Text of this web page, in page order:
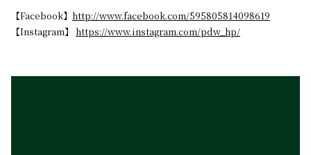
【Facebook】 http://www.facebook.com/595805814098619
【Instagram】 https://www.instagram.com/pdw_hp/